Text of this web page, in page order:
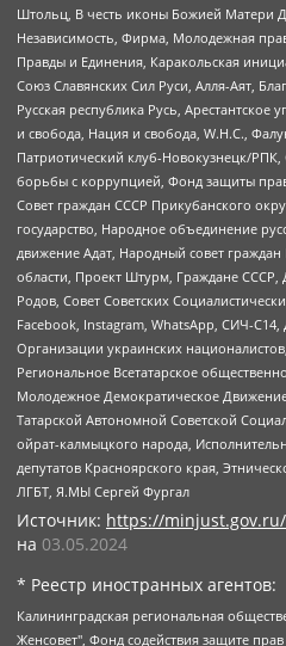
Штольц, В честь иконы Божией Матери
Независимость, Фирма, Молодежная
Правды и Единения, Каракольская
Союз Славянских Сил Руси, Алля-Аят,
Русская республика Русь,
и свобода, Нация и свобода, W.H.С.,
Патриотический клуб-Новокузнецк/
борьбы с коррупцией, Фонд защиты
Совет граждан СССР Прикубанского
государство, Народное объединение
движение Адат, Народный совет
области, Проект Штурм, Граждане СССР,
Родов, Совет Советских
Facebook, Instagram, WhatsApp, СИЧ-
Организации украинских
Региональное Всетатарское
Молодежное Демократическое
Татарской Автономной Советской
ойрат-калмыцкого народа,
депутатов Красноярского края,
ЛГБТ, Я.МЫ Сергей Фургал
Источник: https://
на 03.05.2024
* Реестр иностранных агентов:
Калининградская региональная общественная организация "Экозащита!-Женсовет", Фонд содействия защите прав и свобод граждан "Общественный вердикт", Фонд "Институт Развития Свободы Информации", Частное учреждение "Информационное агентство МЕМО. РУ", Региональная общественная организация "Общественная комиссия по сохранению наследия академика Сахарова", Фонд поддержки свободы прессы, Санкт-Петербургская общественная правозащитная организация "Гражданский контроль", Межрегиональная общественная организация "Информационно-просветительский центр "Мемориал", Региональный Фонд "Центр Защиты Прав Средств Массовой Информации", с 05.12.2023 Фонд "Центр Защиты Прав Средств массовой информации", Региональная общественная благотворительная организация помощи беженцам и мигрантам "Гражданское содействие", Негосударственное образовательное учреждение дополнительного профессионального образования (повышение квалификации) специалистов "АКАДЕМИЯ ПО ПРАВАМ ЧЕЛОВЕКА", Свердловская региональная общественная организация "Сутяжник", Автономная некоммерческая организация "Центр независимых социологических исследований", Союз общественных объединений "Российский исследовательский центр по правам человека", Региональное общественное учреждение научно-информационный центр "МЕМОРИАЛ", Некоммерческая организация "Фонд защиты гласности", Автономная некоммерческая организация "Институт прав человека", Городская общественная организация "Екатеринбургское общество "МЕМОРИАЛ", Городская общественная организация "Рязанское историко-просветительское и правозащитное общество "Мемориал" (Рязанский Мемориал), Челябинский региональный орган общественной самодеятельности – женское общественное объединение "Женщины Евразии", Челябинский региональный орган общественной самодеятельности "Уральская правозащитная группа", Фонд содействия защите здоровья и социальной справедливости имени Андрея Рылькова, Автономная Некоммерческая Организация "Аналитический Центр Юрия Левады", Автономная некоммерческая организация социальной поддержки населения "Проект Апрель", Региональная общественная организация помощи женщинам и детям, находящимся в кризисной ситуации "Информационно-методический центр "Анна", Фонд содействия развитию массовых коммуникаций и правовому просвещению "Так-так-Так", Фонд содействия устойчивому развитию "Серебряная тайга", Свердловский региональный общественный фонд социальных проектов "Новое время", "Idel.Реалии", Кавказ.Реалии, Крым.Реалии, Телеканал Настоящее Время, Татаро-башкирская служба Радио Свобода (Azatliq Radiosi), Радио Свободная Европа/Радио Свобода (PCE/PC), "Сибирь.Реалии", "Фактограф", Благотворительный фонд помощи осужденным и их семьям, Автономная некоммерческая организация "Институт глобализации и социальных движений", Фонд "В защиту прав заключенных", Частное учреждение "Центр поддержки и содействия развитию средств массовой информации", Пензенский региональный общественный благотворительный фонд "Гражданский союз", "Север.Реалии", Некоммерческая организация Фонд "Правовая инициатива", Общество с ограниченной ответственностью "Радио Свободная Европа/Радио Свобода", Чешское информационное агентство "MEDIUM-ORIENT", Красноярская региональная общественная организация "Мы против СПИДа", Камалягин Денис Николаевич, Маркелов Сергей Евгеньевич, Пономарев Лев Александрович, Савицкая Людмила Алексеевна, Автономная некоммерческая организация "Центр по работе с проблемой насилия "НАСИЛИЮ.НЕТ", Межрегиональный профессиональный союз работников здравоохранения "Альянс врачей", Юридическое лицо, зарегистрированное в Латвийской Республике, SIA "Medusa Project" (регистрационный номер 40103797863, дата регистрации 10.06.2014), Некоммерческая организация "Фонд по борьбе с коррупцией", Автономная некоммерческая организация "Институт права и публичной политики", Баданин Роман Сергеевич, Гликин Максим Александрович, Железнова Мария Михайловна, Лукьянова Юлия Сергеевна, Маетная Елизавета Витальевна, Маняхин Петр Борисович, Чуракова Ольга Владимировна, Ярош Юлия Петровна, Юридическое лицо "The Insider SIA", зарегистрированное в Риге, Латвийская Республика (дата регистрации 26.06.2015), являющееся администратором доменного имени интернет-издания "The Insider SIA", https://theins.ru, Постернак Алексей Евгеньевич, Рубин Михаил Аркадьевич, Анин Роман Александрович, Юридическое лицо Istories fonds, зарегистрированное в Латвийской Республике (регистрационный номер 50008295751, дата регистрации 24.02.2020), Великовский Дмитрий Александрович, Долинина Ирина Николаевна, Мароховская Алеся Алексеевна, Шлейнов Роман Юрьевич, Шмагун Олеся Валентиновна, Общество с ограниченной ответственностью "Альтаир 2021", Общество с ограниченной ответственностью "Вега 2021", Общество с ограниченной ответственностью "Главный редактор 2021", Общество с ограниченной ответственностью "Ромашки монолит", Важенков Артем Валерьевич, Ивановская областная общественная организация "Центр гендерных исследований", Гурман Юрий Альбертович, Медиапроект "ОВД-Инфо", Егоров Владимир Владимирович, Жилинский Владимир Александрович, Общество с ограниченной ответственностью "ЗП", Иванова София Юрьевна, Карезина Инна Павловна, Кильтау Екатерина Викторовна, Петров Алексей Викторович, Пискунов Сергей Евгеньевич, Смирнов Сергей Сергеевич, Тихонов Михаил Сергеевич, Общество с ограниченной ответственностью "ЖУРНАЛИСТ-ИНОСТРАННЫЙ АГЕНТ", Арапова Галина Юрьевна, Вольтская Татьяна Анатольевна, Американская компания "Mason G.E.S. Anonymous Foundation" (США), являющаяся